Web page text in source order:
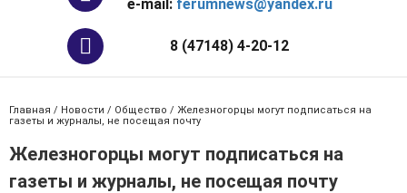
e-mail: ferumnews@yandex.ru
8 (47148) 4-20-12
Главная / Новости / Общество / Железногорцы могут подписаться на
газеты и журналы, не посещая почту
Железногорцы могут подписаться на
газеты и журналы, не посещая почту